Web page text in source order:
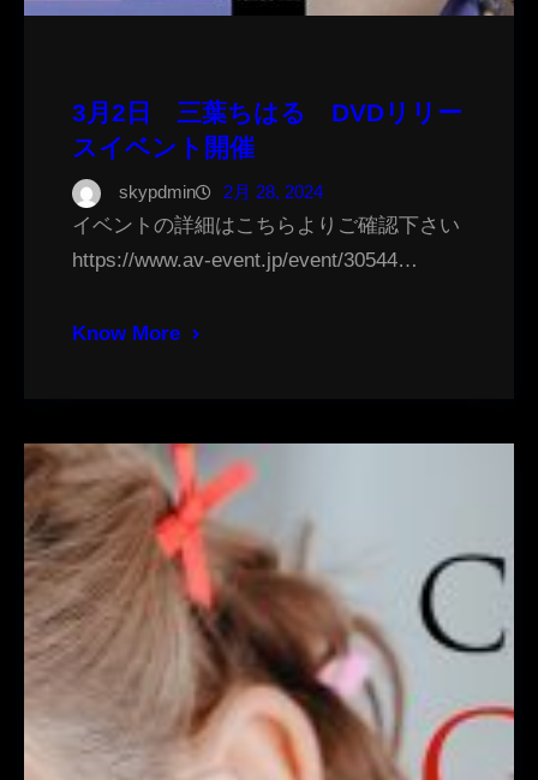
3月2日 三葉ちはる DVDリリー
スイベント開催
skypdmin 2月 28, 2024
イベントの詳細はこちらよりご確認下さい
https://www.av-event.jp/event/30544…
Know More